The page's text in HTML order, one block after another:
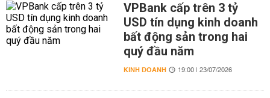
VPBank cấp trên 3 tỷ
USD tín dụng kinh doanh
bất động sản trong hai
quý đầu năm
KINH DOANH 19:00 | 23/07/2026